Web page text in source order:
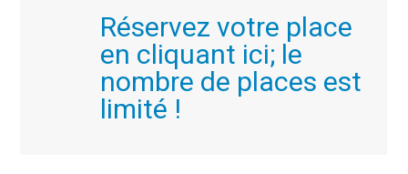
Réservez votre place
en cliquant ici; le
nombre de places est
limité !